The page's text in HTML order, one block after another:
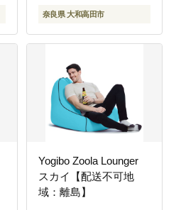
奈良県 大和高田市
Yogibo Zoola Lounger
スカイ【配送不可地
域：離島】